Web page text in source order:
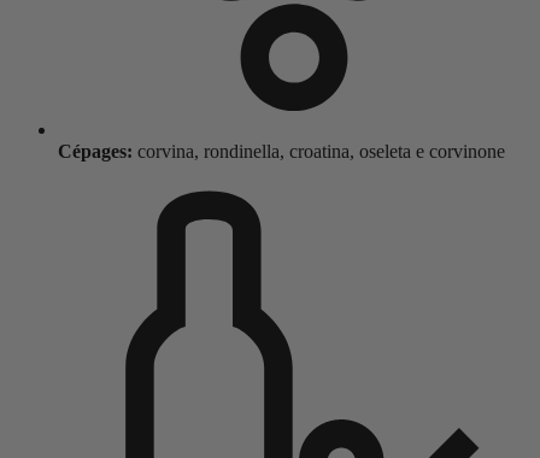
Cépages: corvina, rondinella, croatina, oseleta e corvinone